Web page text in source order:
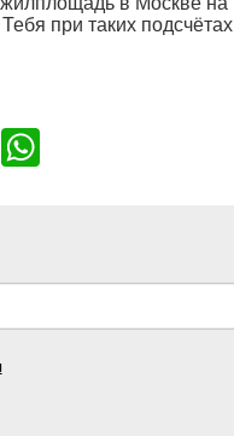
при таких подсчётах
WhatsApp